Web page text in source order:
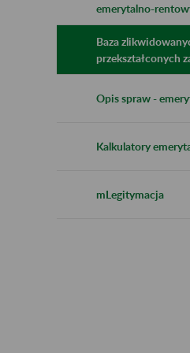
emerytalno-
Baza
przekształconych
Opis spraw -
Kalkulatory
mLegitymacja